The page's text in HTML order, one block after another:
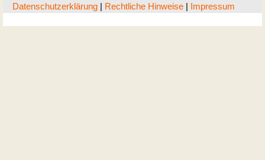
Datenschutzerklärung | Rechtliche Hinweise | Impressum